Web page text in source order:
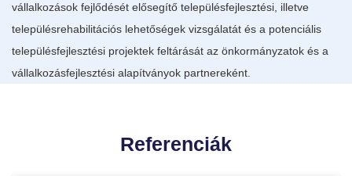
vállalkozások fejlődését elősegítő településfejlesztési, illetve
településrehabilitációs lehetőségek vizsgálatát és a potenciális
településfejlesztési projektek feltárását az önkormányzatok és a
vállalkozásfejlesztési alapítványok partnereként.
Referenciák